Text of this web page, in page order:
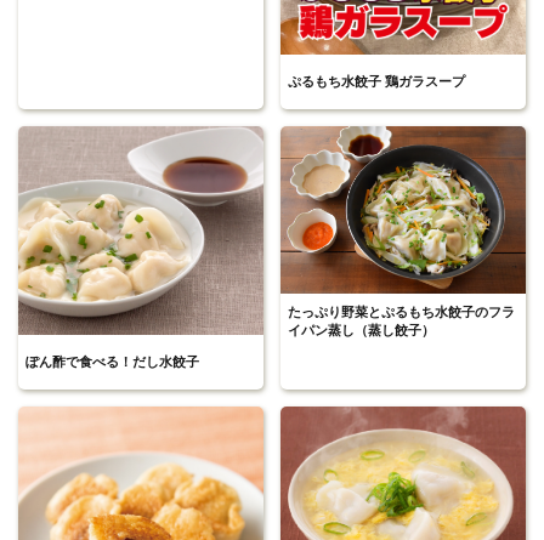
ぷるもち水餃子 鶏ガラスープ
ぽん酢で食べる！だし水餃子
たっぷり野菜とぷるもち水餃子のフラ
イパン蒸し（蒸し餃子）